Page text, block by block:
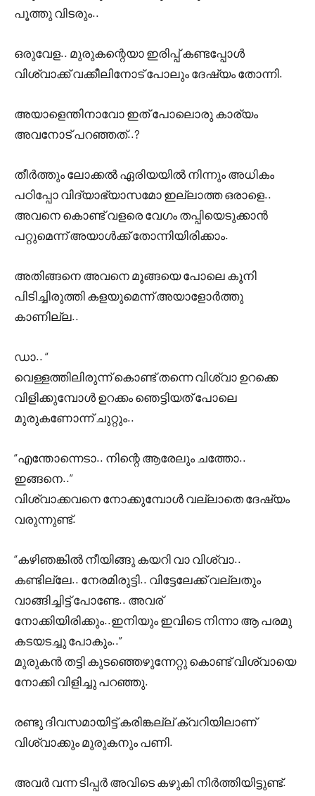
പൂത്തു വിടരും..
ഒരുവേള.. മുരുകന്റെയാ ഇരിപ്പ് കണ്ടപ്പോൾ
വിശ്വാക്ക് വക്കീലിനോട് പോലും ദേഷ്യം തോന്നി.
അയാളെന്തിനാവോ ഇത് പോലൊരു കാര്യം
അവനോട് പറഞ്ഞത്..?
തീർത്തും ലോക്കൽ ഏരിയയിൽ നിന്നും അധികം
പഠിപ്പോ വിദ്യാഭ്യാസമോ ഇല്ലാത്ത ഒരാളെ..
അവനെ കൊണ്ട് വളരെ വേഗം തപ്പിയെടുക്കാൻ
പറ്റുമെന്ന് അയാൾക്ക് തോന്നിയിരിക്കാം.
അതിങ്ങനെ അവനെ മൂങ്ങയെ പോലെ കൂനി
പിടിച്ചിരുത്തി കളയുമെന്ന് അയാളോർത്തു
കാണില്ല..
ഡാ.. “
വെള്ളത്തിലിരുന്ന് കൊണ്ട് തന്നെ വിശ്വാ ഉറക്കെ
വിളിക്കുമ്പോൾ ഉറക്കം ഞെട്ടിയത് പോലെ
മുരുകണോന്ന് ചുറ്റും..
“എന്തോന്നെടാ.. നിന്റെ ആരേലും ചത്തോ..
ഇങ്ങനെ..”
വിശ്വാക്കവനെ നോക്കുമ്പോൾ വല്ലാതെ ദേഷ്യം
വരുന്നുണ്ട്.
“കഴിഞങ്കിൽ നീയിങ്ങു കയറി വാ വിശ്വാ..
കണ്ടില്ലേ.. നേരമിരുട്ടി.. വിട്ടേലേക്ക് വല്ലതും
വാങ്ങിച്ചിട്ട് പോണ്ടേ.. അവര്
നോക്കിയിരിക്കും..ഇനിയും ഇവിടെ നിന്നാ ആ പരമു
കടയടച്ചു പോകും..”
മുരുകൻ തട്ടി കുടഞ്ഞെഴുന്നേറ്റു കൊണ്ട് വിശ്വായെ
നോക്കി വിളിച്ചു പറഞ്ഞു.
രണ്ടു ദിവസമായിട്ട് കരിങ്കല്ല് ക്വറിയിലാണ്
വിശ്വാക്കും മുരുകനും പണി.
അവർ വന്ന ടിപ്പർ അവിടെ കഴുകി നിർത്തിയിട്ടുണ്ട്.